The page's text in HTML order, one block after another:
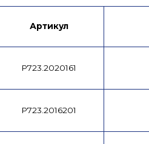
Артикул
P723.2020161
P723.2016201